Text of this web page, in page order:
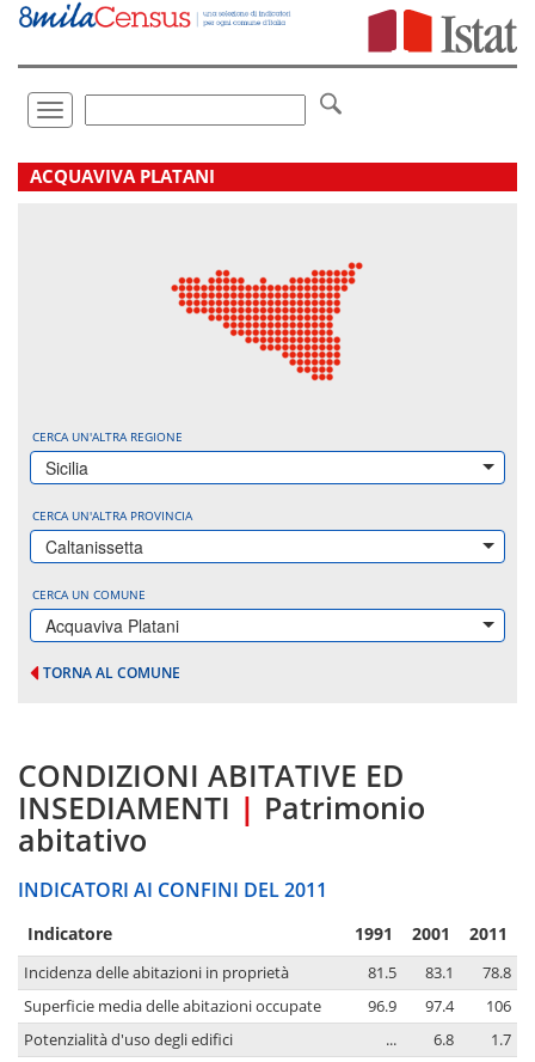
Vai
direttamente
Toggle
navigation
.
ACQUAVIVA PLATANI
CERCA UN'ALTRA REGIONE
Sicilia
CERCA UN'ALTRA PROVINCIA
Caltanissetta
CERCA UN COMUNE
Acquaviva Platani
TORNA AL COMUNE
CONDIZIONI ABITATIVE ED
INSEDIAMENTI | Patrimonio
abitativo
INDICATORI AI CONFINI DEL 2011
Indicatore 1991 2001 2011
Incidenza delle abitazioni in proprietà 81.5 83.1
78.8
Superficie media delle abitazioni occupate
96.9 97.4
106
Potenzialità d'uso degli edifici
... 6.8
1.7